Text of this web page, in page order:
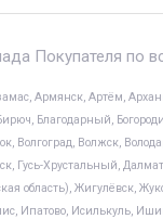
Покупателя по
Армянск, Артём,
Благодарный,
Волжск,
Гусь-Хрустальный,
область), Жигулёвск,
Ипатово, Исилькуль,